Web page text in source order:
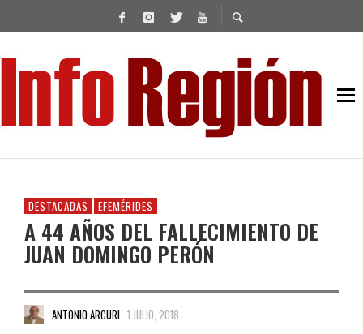
DESTACADAS EFEMÉRIDES
A 44 AÑOS DEL FALLECIMIENTO DE
JUAN DOMINGO PERÓN
ANTONIO ARCURI 1 JULIO, 2018